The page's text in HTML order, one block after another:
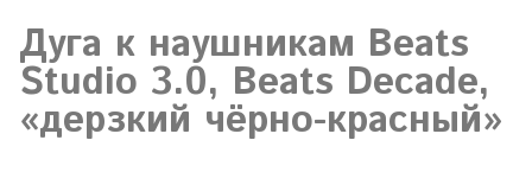
Дуга к наушникам Beats
Studio 3.0, Beats Decade,
«дерзкий чёрно-красный»